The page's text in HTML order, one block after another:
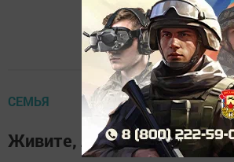
СЕМЬЯ
Живите, люди!